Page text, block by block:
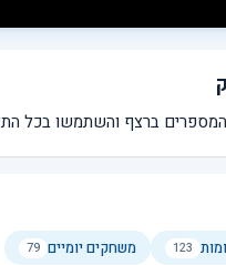
ברצף והשתמשו בכל התאים. התחילו ב-1
123 משחקים יומיים 79